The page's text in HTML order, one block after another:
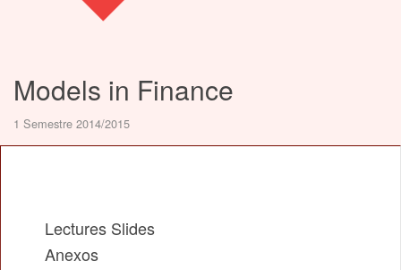
Models in Finance
1 Semestre 2014/2015
Lectures Slides
Anexos